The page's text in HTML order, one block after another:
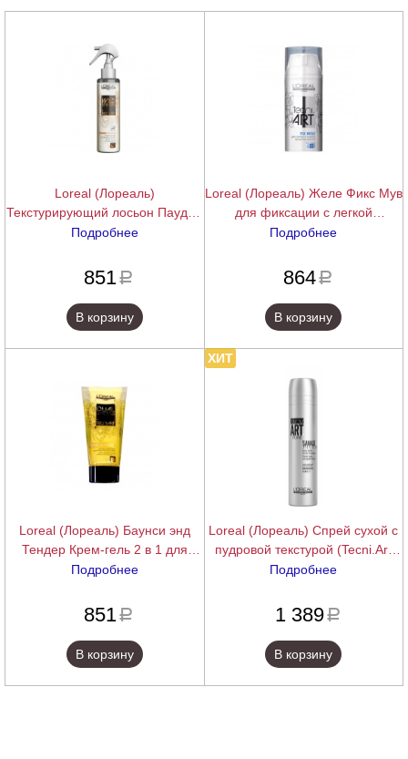
Loreal (Лореаль)
Текстурирующий лосьон Паудер
Ин Лосьон с пудрой из
(Tecni Art Powder-In-Lotion), 150
мл
Подробнее
851a
В корзину
Loreal (Лореаль) Желе Фикс Мув
для фиксации с легкой
текстурой (фикс. 4) (Tecni Art Fix
Подробнее
864a
В корзину
Loreal (Лореаль) Баунси энд
Тендер Крем-гель 2 в 1 для
вьющихся волос (Tecni Art Dual
мл.
Подробнее
851a
В корзину
ХИТ
Loreal (Лореаль) Cпрей сухой с
пудровой текстурой (Tecni.Art
Savage Panache), 250 мл.
Подробнее
1 389a
В корзину